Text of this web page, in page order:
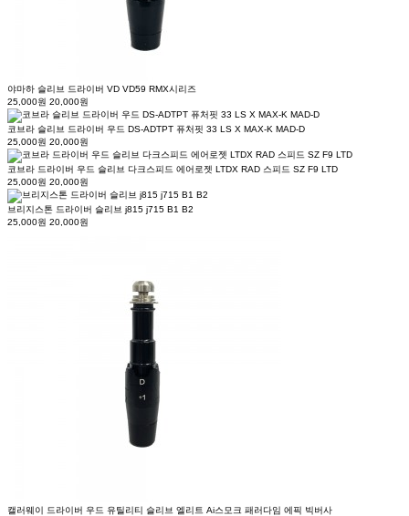
야마하 슬리브 드라이버 VD VD59 RMX시리즈
25,000원 20,000원
코브라 슬리브 드라이버 우드 DS-ADTPT 퓨처핏 33 LS X MAX-K MAD-D
25,000원 20,000원
코브라 드라이버 우드 슬리브 다크스피드 에어로젯 LTDX RAD 스피드 SZ F9 LTD
25,000원 20,000원
브리지스톤 드라이버 슬리브 j815 j715 B1 B2
25,000원 20,000원
캘러웨이 드라이버 우드 유틸리티 슬리브 엘리트 Ai스모크 패러다임 에픽 빅버사